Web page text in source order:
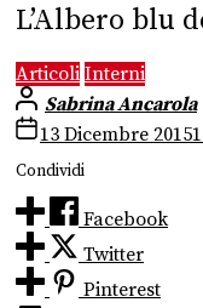
L’Albero blu
Articoli Interni
Sabrina Ancarola
13 Dicembre 2015
Condividi
Facebook
Twitter
Pinterest